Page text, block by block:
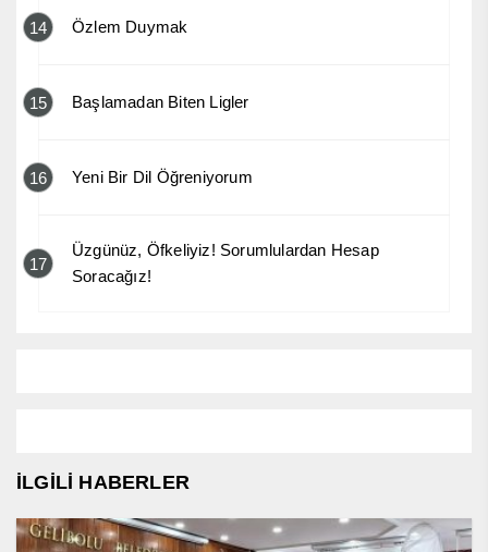
14 Özlem Duymak
15 Başlamadan Biten Ligler
16 Yeni Bir Dil Öğreniyorum
17
Üzgünüz, Öfkeliyiz! Sorumlulardan Hesap
Soracağız!
İLGİLİ HABERLER